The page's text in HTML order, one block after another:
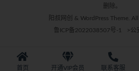
删除。
阳叔网创 & WordPress Theme.
鲁ICP备2022038507号-1
>公
首页 开通VIP会员 联系客服